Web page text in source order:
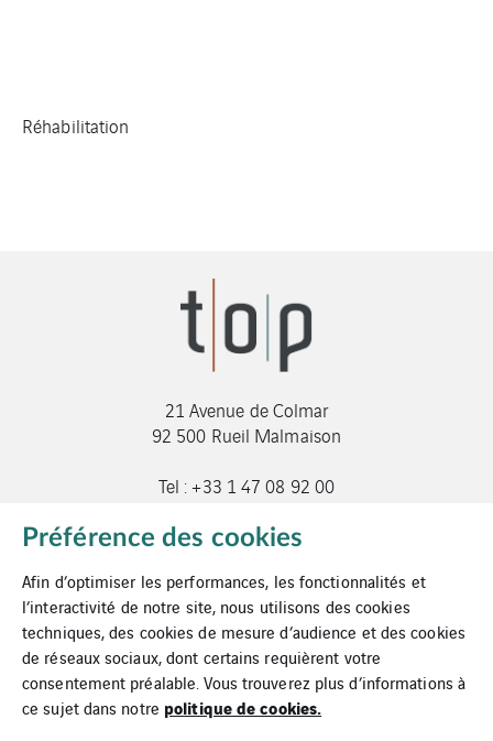
Réhabilitation
21 Avenue de Colmar
92 500 Rueil Malmaison
Tel : +33 1 47 08 92 00
Mentions légales
Préférence des cookies
Afin d’optimiser les performances, les fonctionnalités et
l’interactivité de notre site, nous utilisons des cookies
techniques, des cookies de mesure d’audience et des cookies
de réseaux sociaux, dont certains requièrent votre
consentement préalable. Vous trouverez plus d’informations à
ce sujet dans notre politique de cookies.